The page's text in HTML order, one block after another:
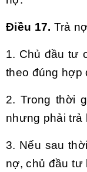
Điều 17. Trả
1. Chủ đầu tư
theo đúng hợp
2. Trong thời
nhưng phải trả
3. Nếu sau
nợ, chủ đầu tư